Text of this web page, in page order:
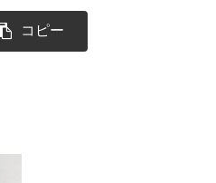
コピー